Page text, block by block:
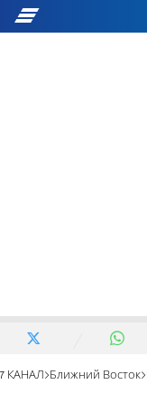
7 КАНАЛ Ближний Восток